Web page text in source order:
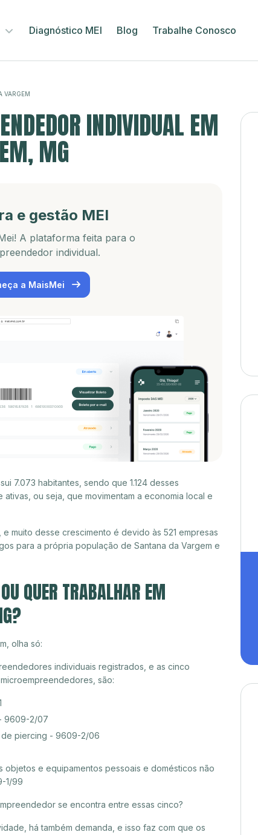
Diagnóstico MEI Blog Trabalhe Conosco
VARGEM
INDIVIDUAL EM
MG
e gestão MEI
A plataforma feita para o
individual.
a MaisMei
7.073 habitantes, sendo que 1.124 desses
ou seja, que movimentam a economia local e
muito desse crescimento é devido às 521 empresas
para a própria população de Santana da Vargem e
QUER TRABALHAR EM
olha só:
individuais registrados, e as cinco
são:
9609-2/07
piercing - 9609-2/06
objetos e equipamentos pessoais e domésticos não
1/99
se encontra entre essas cinco?
há também demanda, e isso faz com que os